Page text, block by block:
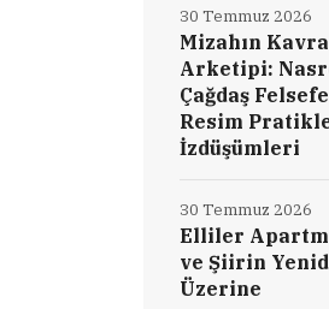
Mizahın
Arketipi:
Çağdaş
Resim
İzdüşümleri
30 Temmuz 2026
Elliler
ve Şiirin
Üzerine
30 Temmuz 2026